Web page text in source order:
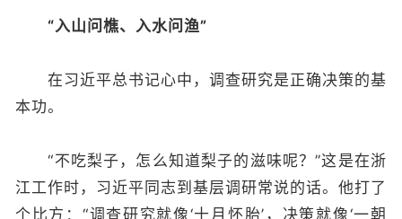
“入山问樵、入水问渔”
在习近平总书记心中，调查研究是正确决策的基
本功。
“不吃梨子，怎么知道梨子的滋味呢？”这是在浙
江工作时，习近平同志到基层调研常说的话。他打了
个比方：“调查研究就像‘十月怀胎’，决策就像‘一朝